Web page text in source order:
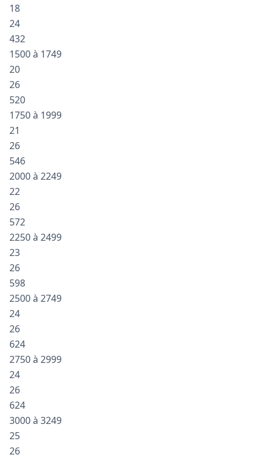
18
24
432
1500 à 1749
20
26
520
1750 à 1999
21
26
546
2000 à 2249
22
26
572
2250 à 2499
23
26
598
2500 à 2749
24
26
624
2750 à 2999
24
26
624
3000 à 3249
25
26